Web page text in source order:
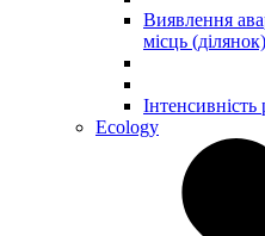
Виявлення
місць
Інтенсивність
Ecology